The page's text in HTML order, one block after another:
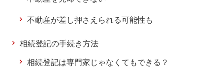
不動産が差し押さえられる可能性も
相続登記の手続き方法
相続登記は専門家じゃなくてもできる？